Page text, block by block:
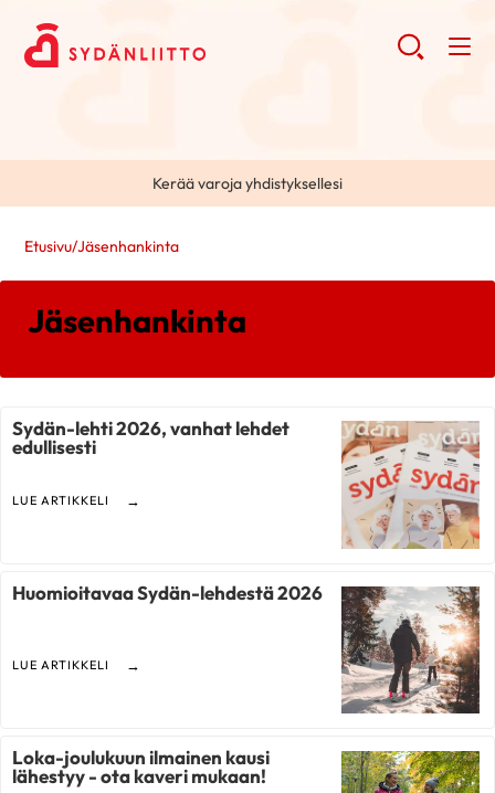
Kerää varoja yhdistyksellesi
Etusivu/Jäsenhankinta
Jäsenhankinta
Sydän-lehti 2026, vanhat lehdet
edullisesti
LUE ARTIKKELI
Huomioitavaa Sydän-lehdestä 2026
LUE ARTIKKELI
Loka-joulukuun ilmainen kausi
lähestyy - ota kaveri mukaan!